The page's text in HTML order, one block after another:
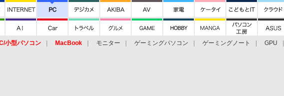
小型パソコン MacBook モニター ゲーミングパソコン ゲーミングノート
GPU